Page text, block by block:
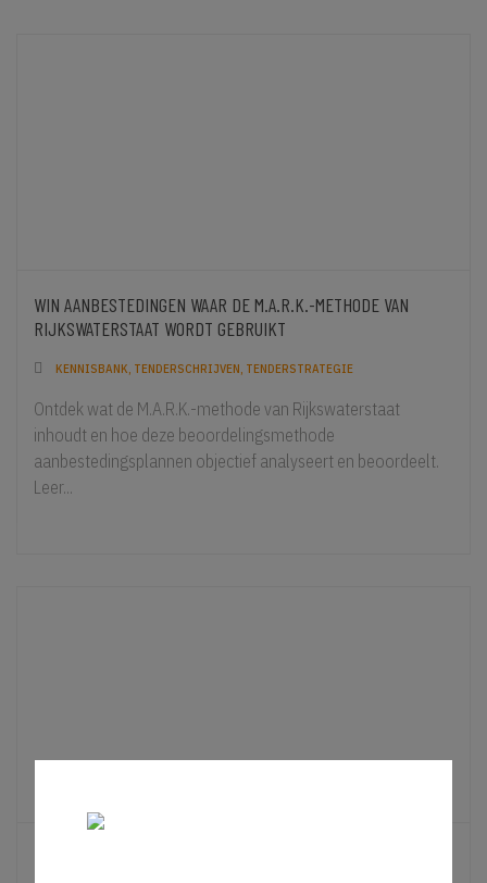
WIN AANBESTEDINGEN WAAR DE M.A.R.K.-METHODE VAN
RIJKSWATERSTAAT WORDT GEBRUIKT
KENNISBANK, TENDERSCHRIJVEN, TENDERSTRATEGIE
Ontdek wat de M.A.R.K.-methode van Rijkswaterstaat
inhoudt en hoe deze beoordelingsmethode
aanbestedingsplannen objectief analyseert en beoordeelt.
Leer...